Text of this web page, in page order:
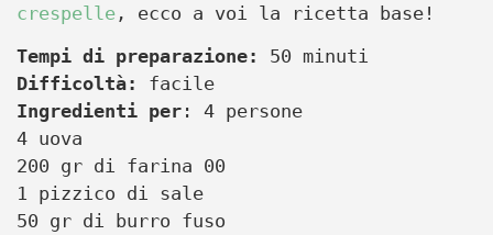
crespelle , ecco a voi la ricetta base!
Tempi di preparazione:
50 minuti
Difficoltà:
facile
Ingredienti per : 4 persone
4 uova
200 gr di farina 00
1 pizzico di sale
50 gr di burro fuso